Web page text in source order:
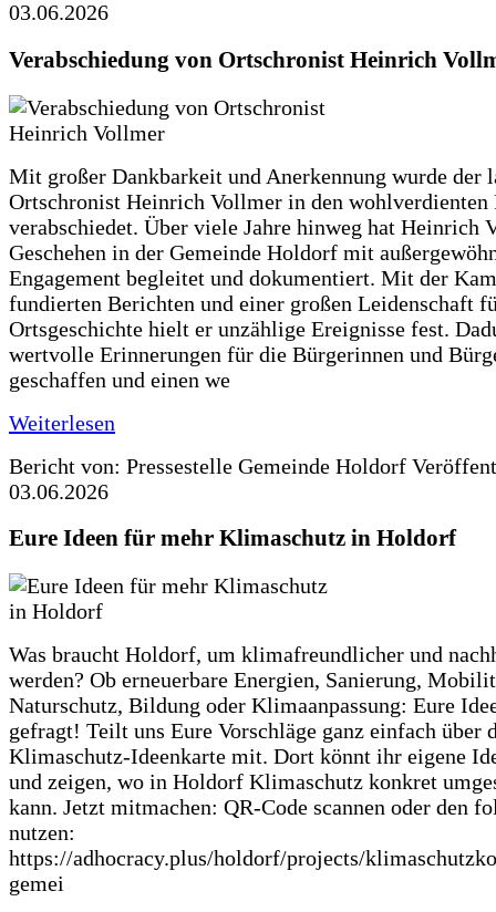
03.06.2026
Verabschiedung von Ortschronist Heinrich
Mit großer Dankbarkeit und Anerkennung wurde der
Ortschronist Heinrich Vollmer in den wohlverdienten
verabschiedet. Über viele Jahre hinweg hat Heinrich
Geschehen in der Gemeinde Holdorf mit
Engagement begleitet und dokumentiert. Mit der
fundierten Berichten und einer großen Leidenschaft
Ortsgeschichte hielt er unzählige Ereignisse fest.
wertvolle Erinnerungen für die Bürgerinnen und
geschaffen und einen we
Weiterlesen
Bericht von: Pressestelle Gemeinde Holdorf
03.06.2026
Eure Ideen für mehr Klimaschutz in Holdorf
Was braucht Holdorf, um klimafreundlicher und
werden? Ob erneuerbare Energien, Sanierung,
Naturschutz, Bildung oder Klimaanpassung: Eure
gefragt! Teilt uns Eure Vorschläge ganz einfach über
Klimaschutz-Ideenkarte mit. Dort könnt ihr eigene
und zeigen, wo in Holdorf Klimaschutz konkret
kann. Jetzt mitmachen: QR-Code scannen oder den
nutzen:
https://adhocracy.plus/holdorf/projects/
gemei